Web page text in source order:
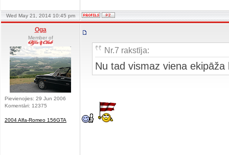
Wed May 21, 2014 10:45 pm
Oga
Member of
Pievienojies: 29 Jun 2006
Komentāri: 12375
2004 Alfa-Romeo 156GTA
Nr.7 rakstīja:
Nu tad vismaz viena